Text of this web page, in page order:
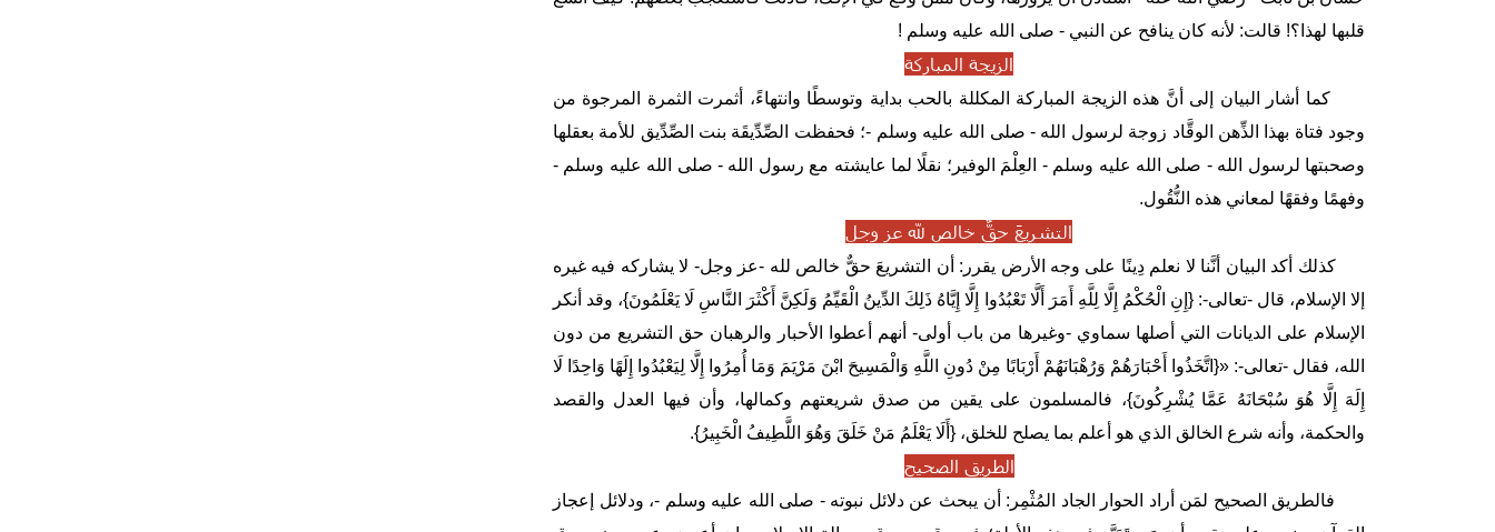
قلبها لهذا؟! قالت: لأنه كان ينافح عن النبي - صلى الله عليه وسلم !
الزيجة المباركة
كما أشار البيان إلى أنَّ هذه الزيجة المباركة المكللة بالحب بداية وتوسطًا وانتهاءً، أثمرت الثمرة المرجوة من
وجود فتاة بهذا الذِّهن الوقَّاد زوجة لرسول الله - صلى الله عليه وسلم -؛ فحفظت الصِّدِّيقَة بنت الصِّدِّيق للأمة بعقلها
وصحبتها لرسول الله - صلى الله عليه وسلم - العِلْمَ الوفير؛ نقلًا لما عايشته مع رسول الله - صلى الله عليه وسلم -
وفهمًا وفقهًا لمعاني هذه النُّقُول.
التشريعَ حقٌّ خالص لله عز وجل
كذلك أكد البيان أنَّنا لا نعلم دِينًا على وجه الأرض يقرر: أن التشريعَ حقٌّ خالص لله -عز وجل- لا يشاركه فيه غيره
إلا الإسلام، قال -تعالى-: {إِنِ ‌الْحُكْمُ ‌إِلَّا لِلَّهِ أَمَرَ أَلَّا تَعْبُدُوا إِلَّا إِيَّاهُ ذَلِكَ الدِّينُ الْقَيِّمُ وَلَكِنَّ أَكْثَرَ النَّاسِ لَا يَعْلَمُونَ}، وقد أنكر
الإسلام على الديانات التي أصلها سماوي -وغيرها من باب أولى- أنهم أعطوا الأحبار والرهبان حق التشريع من دون
الله، فقال -تعالى-: «{اتَّخَذُوا ‌أَحْبَارَهُمْ ‌وَرُهْبَانَهُمْ أَرْبَابًا مِنْ دُونِ اللَّهِ وَالْمَسِيحَ ابْنَ مَرْيَمَ وَمَا أُمِرُوا إِلَّا لِيَعْبُدُوا إِلَهًا وَاحِدًا لَا
إِلَهَ إِلَّا هُوَ سُبْحَانَهُ عَمَّا يُشْرِكُونَ}، فالمسلمون على يقين من صدق شريعتهم وكمالها، وأن فيها العدل والقصد
والحكمة، وأنه شرع الخالق الذي هو أعلم بما يصلح للخلق، {‌أَلَا ‌يَعْلَمُ ‌مَنْ ‌خَلَقَ ‌وَهُوَ ‌اللَّطِيفُ ‌الْخَبِيرُ}.
الطريق الصحيح
فالطريق الصحيح لمَن أراد الحوار الجاد المُثْمِر: أن يبحث عن دلائل نبوته - صلى الله عليه وسلم -، ودلائل إعجاز